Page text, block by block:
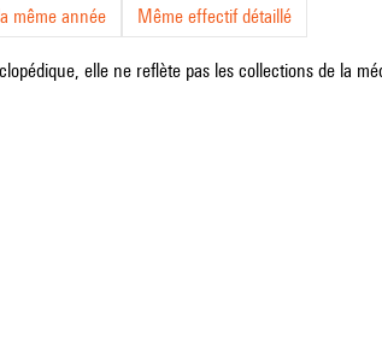
même année Même effectif détaillé
elle ne reflète pas les collections de la